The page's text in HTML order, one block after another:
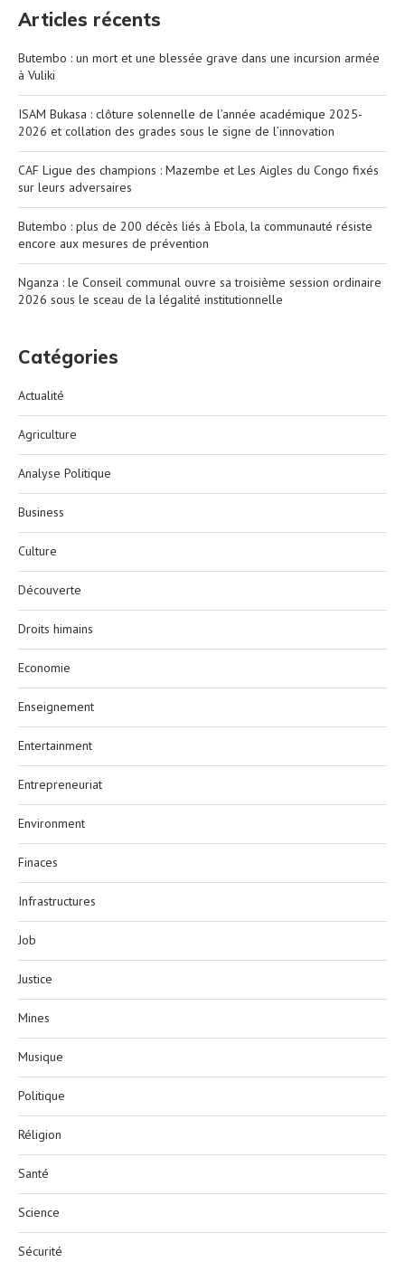
Articles récents
Butembo : un mort et une blessée grave dans une incursion armée
à Vuliki
ISAM Bukasa : clôture solennelle de l’année académique 2025-
2026 et collation des grades sous le signe de l’innovation
CAF Ligue des champions : Mazembe et Les Aigles du Congo fixés
sur leurs adversaires
Butembo : plus de 200 décès liés à Ebola, la communauté résiste
encore aux mesures de prévention
Nganza : le Conseil communal ouvre sa troisième session ordinaire
2026 sous le sceau de la légalité institutionnelle
Catégories
Actualité
Agriculture
Analyse Politique
Business
Culture
Découverte
Droits himains
Economie
Enseignement
Entertainment
Entrepreneuriat
Environment
Finaces
Infrastructures
Job
Justice
Mines
Musique
Politique
Réligion
Santé
Science
Sécurité